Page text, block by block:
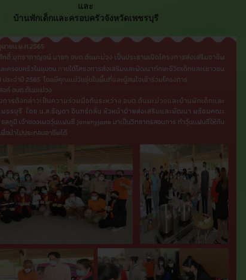
และ
บ้านพักเด็กและครอบครัวจังหวัดเพชรบุรี